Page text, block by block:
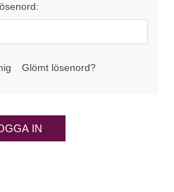
Glömt lösenord?
IN